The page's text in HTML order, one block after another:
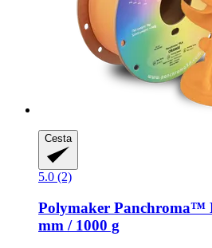
Cesta
5.0 (2)
Polymaker Panchroma™
mm / 1000 g